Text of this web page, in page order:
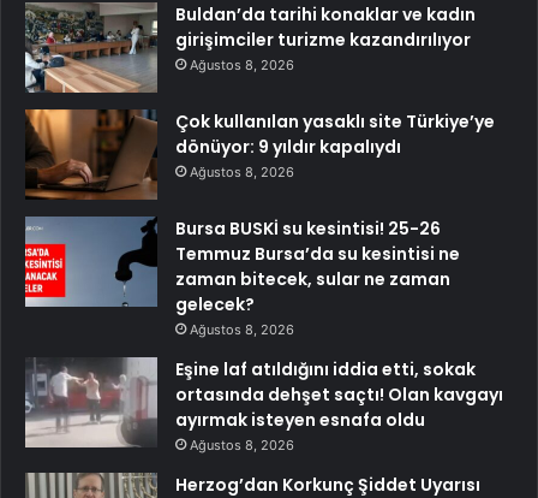
Buldan’da tarihi konaklar ve kadın
girişimciler turizme kazandırılıyor
Ağustos 8, 2026
Çok kullanılan yasaklı site Türkiye’ye
dönüyor: 9 yıldır kapalıydı
Ağustos 8, 2026
Bursa BUSKİ su kesintisi! 25-26
Temmuz Bursa’da su kesintisi ne
zaman bitecek, sular ne zaman
gelecek?
Ağustos 8, 2026
Eşine laf atıldığını iddia etti, sokak
ortasında dehşet saçtı! Olan kavgayı
ayırmak isteyen esnafa oldu
Ağustos 8, 2026
Herzog’dan Korkunç Şiddet Uyarısı